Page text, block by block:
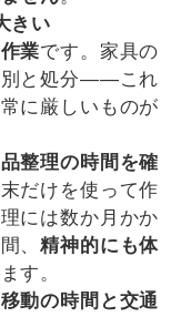
きい
業です。家具の
別と処分——これ
に厳しいものが
整理の時間を確
だけを使って作
には数か月かか
、精神的にも体
す。
移動の時間と交通